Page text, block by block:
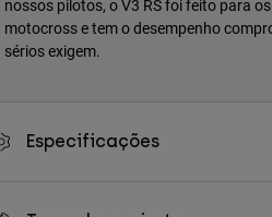
nossos pilotos, o V3 RS foi feito para
motocross e tem o desempenho
sérios exigem.
Especificações